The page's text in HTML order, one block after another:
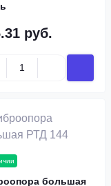
руб.
большая